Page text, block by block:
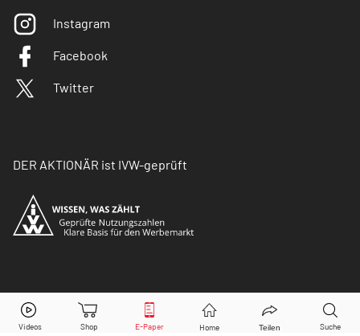
Instagram
Facebook
Twitter
DER AKTIONÄR ist IVW-geprüft
© Copyright 2026 Börsenmedien AG. Alle Rechte
vorbehalten.